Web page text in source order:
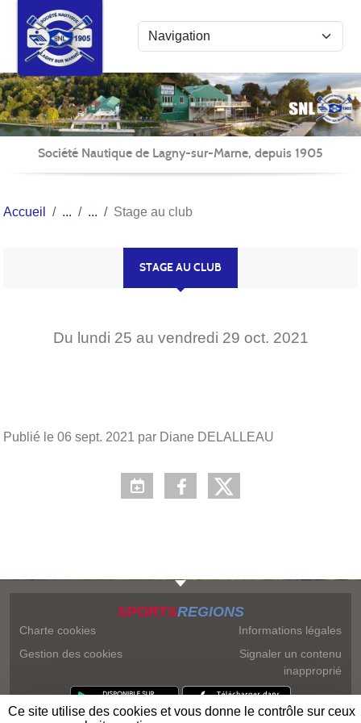
Société Nautique de Lagny-sur-Marne, depuis 1905
Accueil Stage au club
STAGE AU CLUB
Du lundi 25 au vendredi 29 oct. 2021
Publié le 06 sept. 2021 par Diane DELALLEAU
SPORTSREGIONS
Charte cookies
Gestion des cookies
Informations légales
Signaler un contenu
inapproprié
Panneau de gestion des cookies
Ce site utilise des cookies et vous donne le contrôle sur ceux